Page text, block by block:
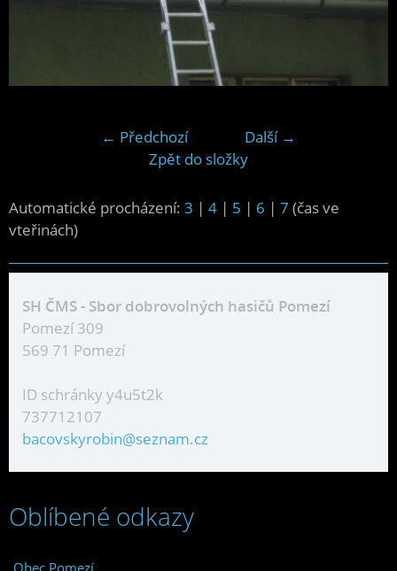
← Předchozí
Další →
Zpět do složky
Automatické procházení: 3 | 4 | 5 | 6 | 7 (čas ve
vteřinách)
SH ČMS - Sbor dobrovolných hasičů Pomezí
Pomezí 309
569 71 Pomezí
ID schránky y4u5t2k
737712107
bacovskyrobin@seznam.cz
Oblíbené odkazy